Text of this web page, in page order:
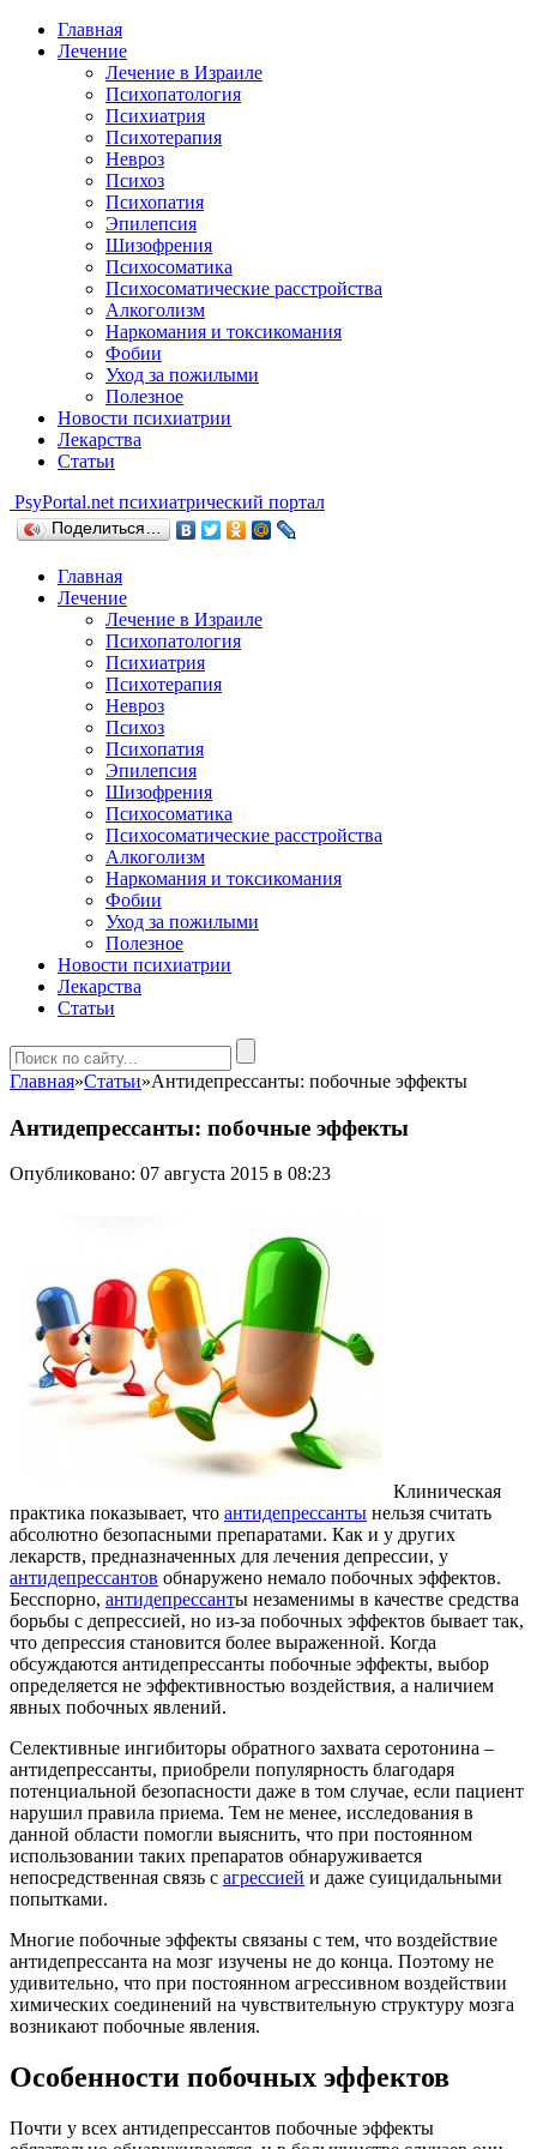
Главная
Лечение
Лечение в Израиле
Психопатология
Психиатрия
Психотерапия
Невроз
Психоз
Психопатия
Эпилепсия
Шизофрения
Психосоматика
Психосоматические расстройства
Алкоголизм
Наркомания и токсикомания
Фобии
Уход за пожилыми
Полезное
Новости психиатрии
Лекарства
Статьи
PsyPortal.net психиатрический портал
Поделиться…
Главная
Лечение
Лечение в Израиле
Психопатология
Психиатрия
Психотерапия
Невроз
Психоз
Психопатия
Эпилепсия
Шизофрения
Психосоматика
Психосоматические расстройства
Алкоголизм
Наркомания и токсикомания
Фобии
Уход за пожилыми
Полезное
Новости психиатрии
Лекарства
Статьи
Главная»Статьи»Антидепрессанты: побочные эффекты
Антидепрессанты: побочные эффекты
Опубликовано: 07 августа 2015 в 08:23
Клиническая
практика показывает, что антидепрессанты нельзя считать
абсолютно безопасными препаратами. Как и у других
лекарств, предназначенных для лечения депрессии, у
антидепрессантов обнаружено немало побочных эффектов.
Бесспорно, антидепрессанты незаменимы в качестве средства
борьбы с депрессией, но из-за побочных эффектов бывает так,
что депрессия становится более выраженной. Когда
обсуждаются антидепрессанты побочные эффекты, выбор
определяется не эффективностью воздействия, а наличием
явных побочных явлений.
Селективные ингибиторы обратного захвата серотонина –
антидепрессанты, приобрели популярность благодаря
потенциальной безопасности даже в том случае, если пациент
нарушил правила приема. Тем не менее, исследования в
данной области помогли выяснить, что при постоянном
использовании таких препаратов обнаруживается
непосредственная связь с агрессией и даже суицидальными
попытками.
Многие побочные эффекты связаны с тем, что воздействие
антидепрессанта на мозг изучены не до конца. Поэтому не
удивительно, что при постоянном агрессивном воздействии
химических соединений на чувствительную структуру мозга
возникают побочные явления.
Особенности побочных эффектов
Почти у всех антидепрессантов побочные эффекты